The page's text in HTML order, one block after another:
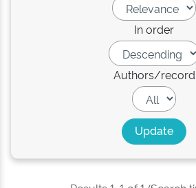
In order
Authors/record